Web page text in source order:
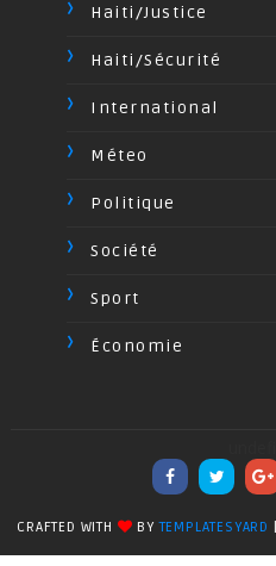
Haiti/Justice
Haiti/Sécurité
International
Méteo
Politique
Société
Sport
Économie
CRAFTED WITH BYTEMPLATESYARD